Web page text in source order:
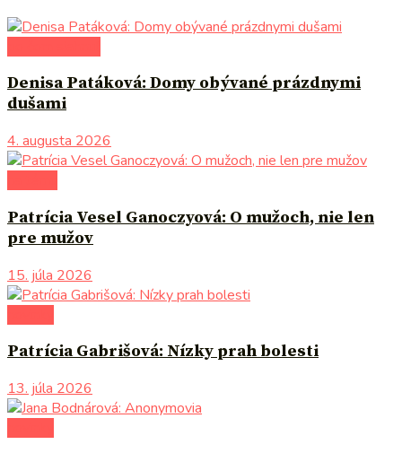
Denisa Patáková: Domy obývané prázdnymi
dušami
4. augusta 2026
Patrícia Vesel Ganoczyová: O mužoch, nie len
pre mužov
15. júla 2026
Patrícia Gabrišová: Nízky prah bolesti
13. júla 2026